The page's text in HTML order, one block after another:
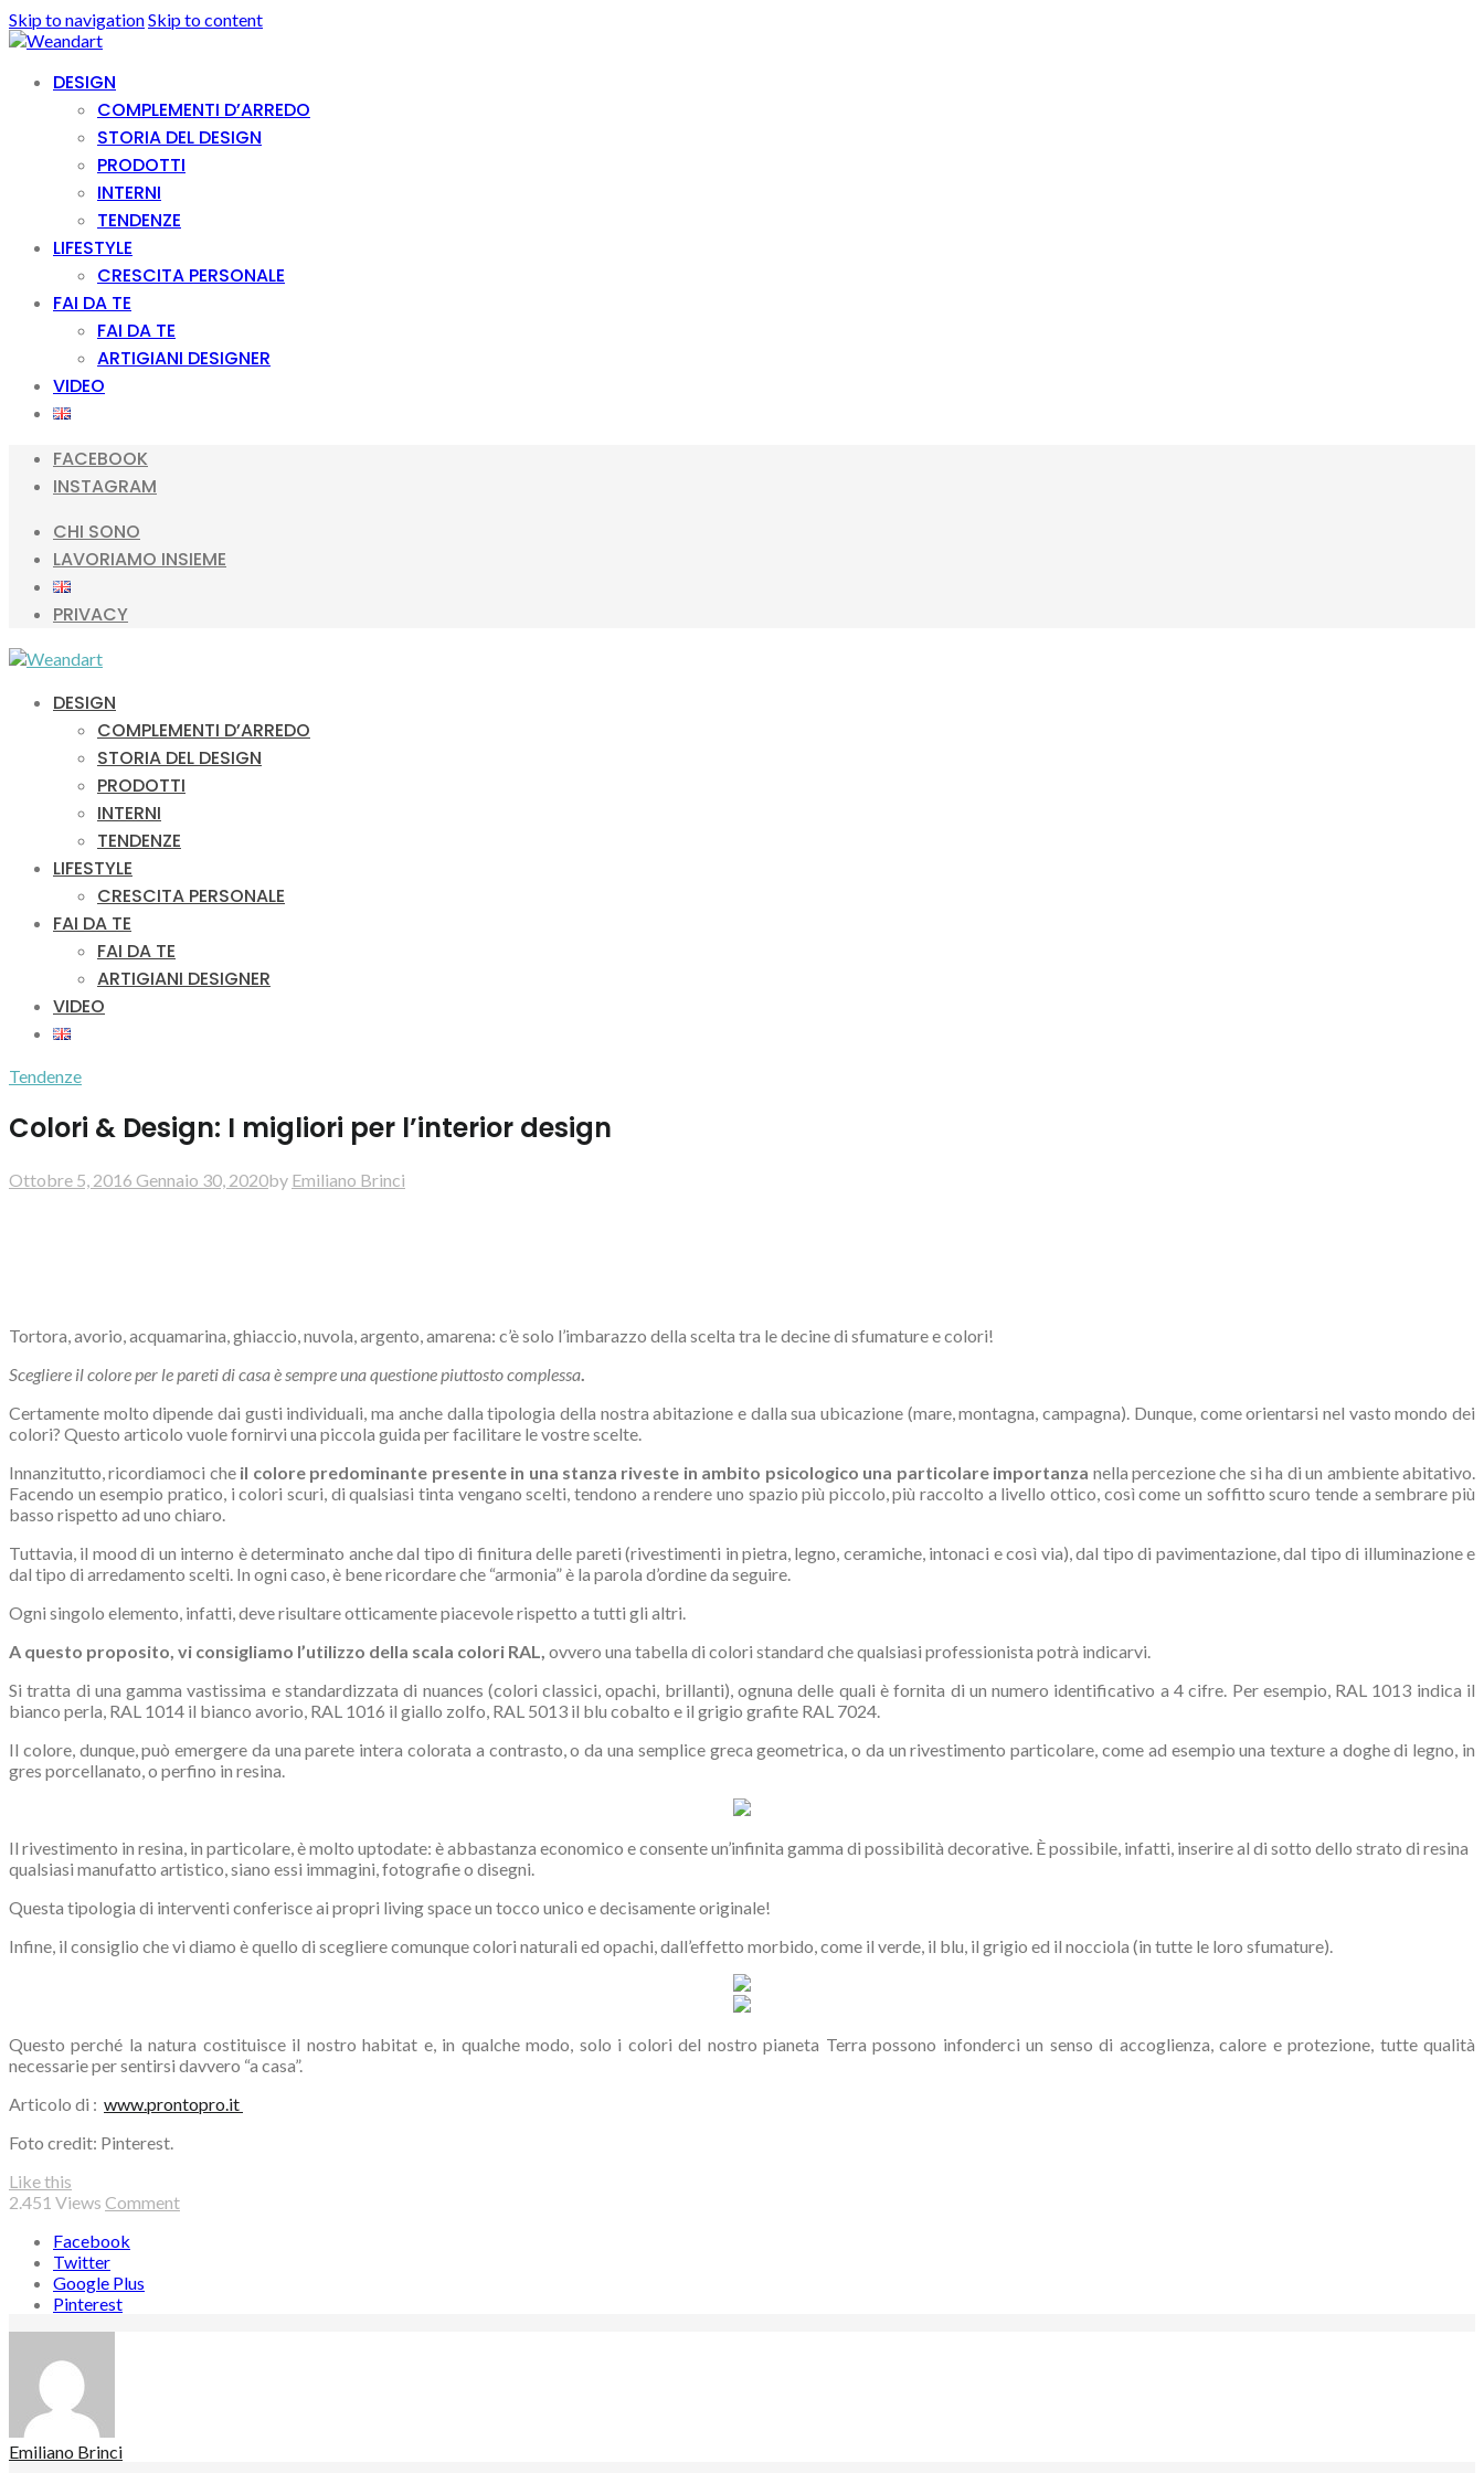
Skip to navigationSkip to content
DESIGN
COMPLEMENTI D’ARREDO
STORIA DEL DESIGN
PRODOTTI
INTERNI
TENDENZE
LIFESTYLE
CRESCITA PERSONALE
FAI DA TE
FAI DA TE
ARTIGIANI DESIGNER
VIDEO
FACEBOOK
INSTAGRAM
CHI SONO
LAVORIAMO INSIEME
PRIVACY
DESIGN
COMPLEMENTI D’ARREDO
STORIA DEL DESIGN
PRODOTTI
INTERNI
TENDENZE
LIFESTYLE
CRESCITA PERSONALE
FAI DA TE
FAI DA TE
ARTIGIANI DESIGNER
VIDEO
Tendenze
Colori & Design: I migliori per l’interior design
Ottobre 5, 2016 Gennaio 30, 2020by Emiliano Brinci
Tortora, avorio, acquamarina, ghiaccio, nuvola, argento, amarena: c’è solo l’imbarazzo della scelta tra le decine di sfumature e colori!
Scegliere il colore per le pareti di casa è sempre una questione piuttosto complessa.
Certamente molto dipende dai gusti individuali, ma anche dalla tipologia della nostra abitazione e dalla sua ubicazione (mare, montagna, campagna). Dunque, come orientarsi nel vasto mondo dei
colori? Questo articolo vuole fornirvi una piccola guida per facilitare le vostre scelte.
Innanzitutto, ricordiamoci che il colore predominante presente in una stanza riveste in ambito psicologico una particolare importanza nella percezione che si ha di un ambiente abitativo.
Facendo un esempio pratico, i colori scuri, di qualsiasi tinta vengano scelti, tendono a rendere uno spazio più piccolo, più raccolto a livello ottico, così come un soffitto scuro tende a sembrare più
basso rispetto ad uno chiaro.
Tuttavia, il mood di un interno è determinato anche dal tipo di finitura delle pareti (rivestimenti in pietra, legno, ceramiche, intonaci e così via), dal tipo di pavimentazione, dal tipo di illuminazione e
dal tipo di arredamento scelti. In ogni caso, è bene ricordare che “armonia” è la parola d’ordine da seguire.
Ogni singolo elemento, infatti, deve risultare otticamente piacevole rispetto a tutti gli altri.
A questo proposito, vi consigliamo l’utilizzo della scala colori RAL, ovvero una tabella di colori standard che qualsiasi professionista potrà indicarvi.
Si tratta di una gamma vastissima e standardizzata di nuances (colori classici, opachi, brillanti), ognuna delle quali è fornita di un numero identificativo a 4 cifre. Per esempio, RAL 1013 indica il
bianco perla, RAL 1014 il bianco avorio, RAL 1016 il giallo zolfo, RAL 5013 il blu cobalto e il grigio grafite RAL 7024.
Il colore, dunque, può emergere da una parete intera colorata a contrasto, o da una semplice greca geometrica, o da un rivestimento particolare, come ad esempio una texture a doghe di legno, in
gres porcellanato, o perfino in resina.
Il rivestimento in resina, in particolare, è molto up­to­date: è abbastanza economico e consente un’infinita gamma di possibilità decorative. È possibile, infatti, inserire al di sotto dello strato di resina
qualsiasi manufatto artistico, siano essi immagini, fotografie o disegni.
Questa tipologia di interventi conferisce ai propri living space un tocco unico e decisamente originale!
Infine, il consiglio che vi diamo è quello di scegliere comunque colori naturali ed opachi, dall’effetto morbido, come il verde, il blu, il grigio ed il nocciola (in tutte le loro sfumature).
Questo perché la natura costituisce il nostro habitat e, in qualche modo, solo i colori del nostro pianeta Terra possono infonderci un senso di accoglienza, calore e protezione, tutte qualità
necessarie per sentirsi davvero “a casa”.
Articolo di : www.prontopro.it
Foto credit: Pinterest.
Like this
2.451 Views Comment
Facebook
Twitter
Google Plus
Pinterest
Emiliano Brinci